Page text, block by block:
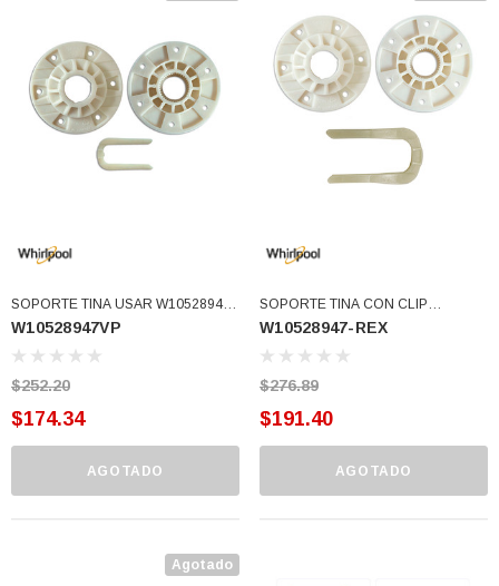
3366877-JAS Sust
BALERO 6006 ORIG SELLO NEOPRENO
$46.62
SOPORTE TINA USAR W10528947
(W10528947VP)
W10528947VP
$252.20
$174.34
AGOTADO
SOPORTE TINA CON CLIP
W10528947VP W10396887
W910010058 (W10528947-REX)
W10528947-REX
$276.89
$191.40
AGOTADO
Agotado